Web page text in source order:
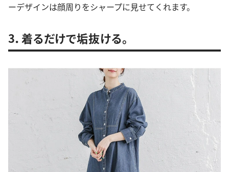
ーデザインは顔周りをシャープに見せてくれます。
3．着るだけで垢抜ける。